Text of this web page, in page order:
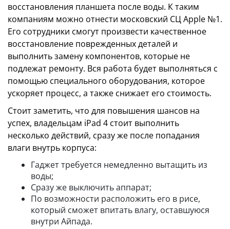
восстановления планшета после воды. К таким
компаниям можно отнести московский СЦ Apple №1.
Его сотрудники смогут произвести качественное
восстановление поврежденных деталей и
выполнить замену компонентов, которые не
подлежат ремонту. Вся работа будет выполняться с
помощью специального оборудования, которое
ускоряет процесс, а также снижает его стоимость.
Стоит заметить, что для повышения шансов на
успех, владельцам iPad 4 стоит выполнить
несколько действий, сразу же после попадания
влаги внутрь корпуса:
Гаджет требуется немедленно вытащить из
воды;
Сразу же выключить аппарат;
По возможности расположить его в рисе,
который сможет впитать влагу, оставшуюся
внутри Айпада.